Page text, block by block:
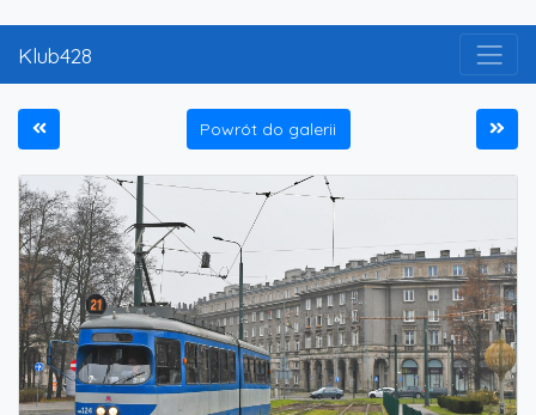
Klub428
Powrót do galerii